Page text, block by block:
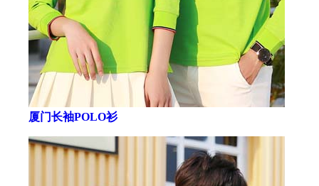
厦门长袖POLO衫